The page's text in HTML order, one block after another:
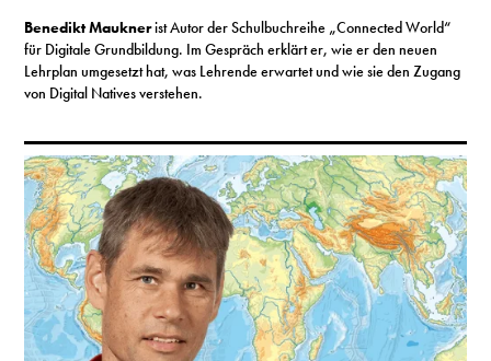
Benedikt Mauknerist Autor der Schulbuchreihe „Connected World“
für Digitale Grundbildung. Im Gespräch erklärt er, wie er den neuen
Lehrplan umgesetzt hat, was Lehrende erwartet und wie sie den Zugang
von Digital Natives verstehen.